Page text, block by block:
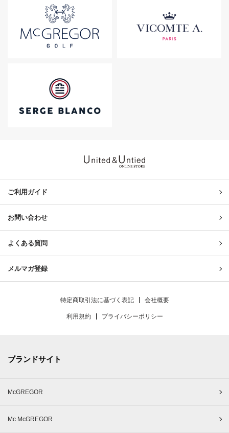
ご利用ガイド
お問い合わせ
よくある質問
メルマガ登録
特定商取引法に基づく表記 会社概要
利用規約 プライバシーポリシー
ブランドサイト
McGREGOR
Mc McGREGOR